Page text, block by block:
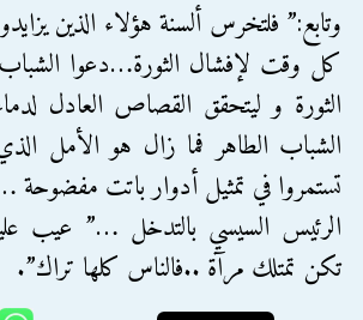
وتابع:” فلتخرس ألسنة هؤلاء الذين
كل وقت لإفشال الثورة…دعوا
الثورة و ليتحقق القصاص العادل
الشباب الطاهر فما زال هو الأمل
تستمروا في تمثيل أدوار باتت
الرئيس السيسي بالتدخل …” عيب
تكن تمتلك مرآة ..فالناس كلها تراك”.